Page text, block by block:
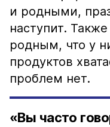
и родными,
наступит.
родным, что у
продуктов
проблем нет.
«Вы часто